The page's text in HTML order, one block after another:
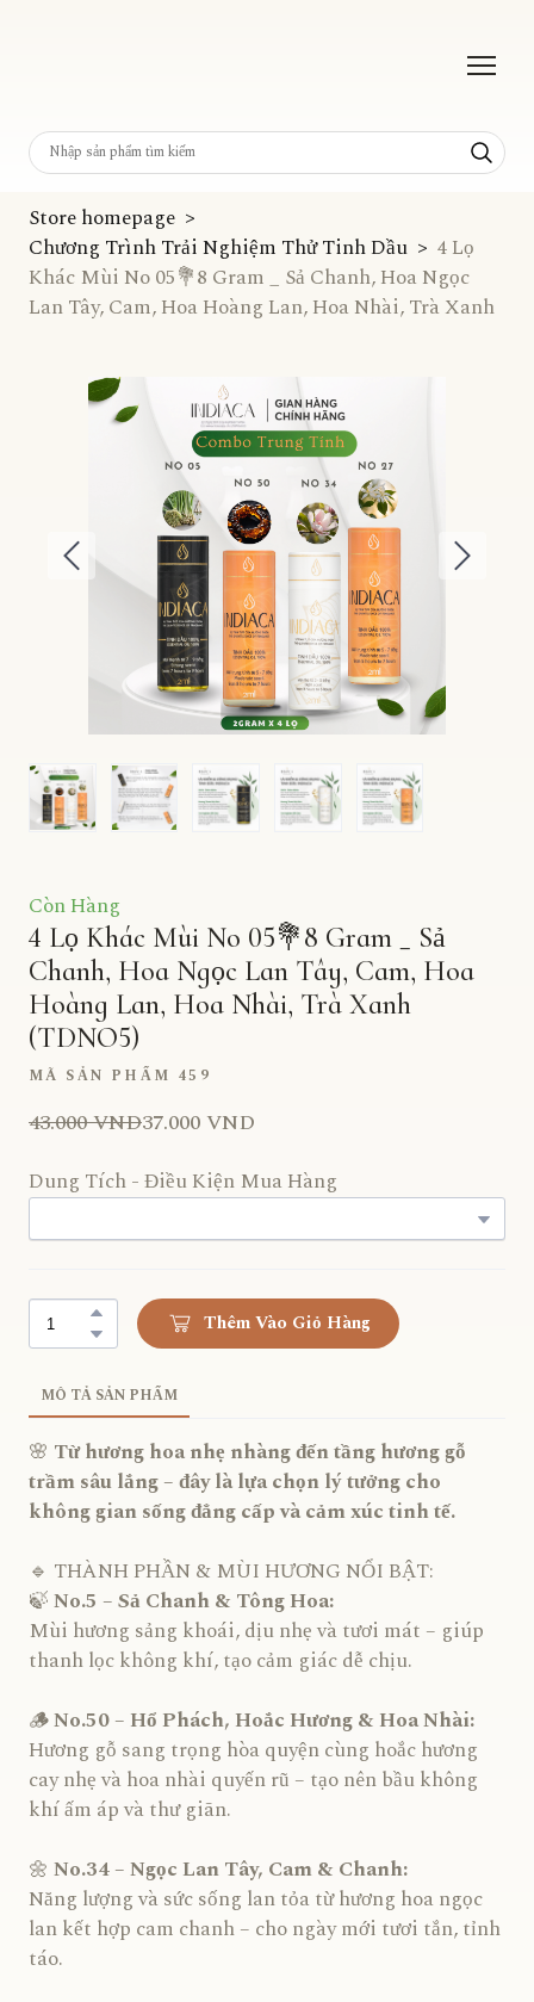
Store homepage
Chương Trình Trải Nghiệm Thử Tinh Dầu
4 Lọ
Khác Mùi No 05💐8 Gram _ Sả Chanh, Hoa Ngọc
Lan Tây, Cam, Hoa Hoàng Lan, Hoa Nhài, Trà Xanh
Còn Hàng
4 Lọ Khác Mùi No 05💐8 Gram _ Sả
Chanh, Hoa Ngọc Lan Tây, Cam, Hoa
Hoàng Lan, Hoa Nhài, Trà Xanh
(TDNO5)
MÃ SẢN PHẨM 459
43.000 VND37.000 VND
Dung Tích - Điều Kiện Mua Hàng
Thêm Vào Giỏ Hàng
MÔ TẢ SẢN PHẨM
🌸 Từ hương hoa nhẹ nhàng đến tầng hương gỗ
trầm sâu lắng – đây là lựa chọn lý tưởng cho
không gian sống đẳng cấp và cảm xúc tinh tế.
🔹 THÀNH PHẦN & MÙI HƯƠNG NỔI BẬT:
🍃No.5 – Sả Chanh & Tông Hoa:
Mùi hương sảng khoái, dịu nhẹ và tươi mát – giúp
thanh lọc không khí, tạo cảm giác dễ chịu.
🪵No.50 – Hổ Phách, Hoắc Hương & Hoa Nhài:
Hương gỗ sang trọng hòa quyện cùng hoắc hương
cay nhẹ và hoa nhài quyến rũ – tạo nên bầu không
khí ấm áp và thư giãn.
🌼 No.34 – Ngọc Lan Tây, Cam & Chanh:
Năng lượng và sức sống lan tỏa từ hương hoa ngọc
lan kết hợp cam chanh – cho ngày mới tươi tắn, tỉnh
táo.